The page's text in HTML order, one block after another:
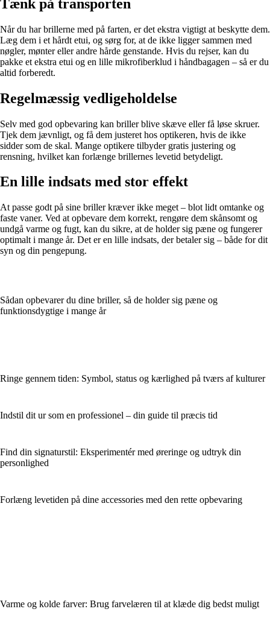
Tænk på transporten
Når du har brillerne med på farten, er det ekstra vigtigt at beskytte dem.
Læg dem i et hårdt etui, og sørg for, at de ikke ligger sammen med
nøgler, mønter eller andre hårde genstande. Hvis du rejser, kan du
pakke et ekstra etui og en lille mikrofiberklud i håndbagagen – så er du
altid forberedt.
Regelmæssig vedligeholdelse
Selv med god opbevaring kan briller blive skæve eller få løse skruer.
Tjek dem jævnligt, og få dem justeret hos optikeren, hvis de ikke
sidder som de skal. Mange optikere tilbyder gratis justering og
rensning, hvilket kan forlænge brillernes levetid betydeligt.
En lille indsats med stor effekt
At passe godt på sine briller kræver ikke meget – blot lidt omtanke og
faste vaner. Ved at opbevare dem korrekt, rengøre dem skånsomt og
undgå varme og fugt, kan du sikre, at de holder sig pæne og fungerer
optimalt i mange år. Det er en lille indsats, der betaler sig – både for dit
syn og din pengepung.
Sådan opbevarer du dine briller, så de holder sig pæne og
funktionsdygtige i mange år
Ringe gennem tiden: Symbol, status og kærlighed på tværs af kulturer
Indstil dit ur som en professionel – din guide til præcis tid
Find din signaturstil: Eksperimentér med øreringe og udtryk din
personlighed
Forlæng levetiden på dine accessories med den rette opbevaring
Varme og kolde farver: Brug farvelæren til at klæde dig bedst muligt